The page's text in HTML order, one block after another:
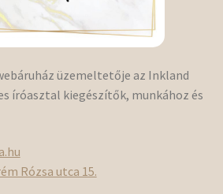
üzemeltetője az Inkland
íróasztal kiegészítők, munkához és
Rózsa utca 15.